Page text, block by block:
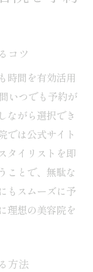
コツ
容院を比較
ツを押さえ
い店舗の探
ぶ秘訣
ポイント
約サイトを
の極意
徹底解説
コツ
時間を有効活用
いつでも予約が
ながら選択でき
では公式サイト
タイリストを即
ことで、無駄な
もスムーズに予
理想の美容院を
方法